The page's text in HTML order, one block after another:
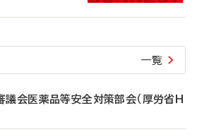
一覧
会医薬品等安全対策部会（厚労省H